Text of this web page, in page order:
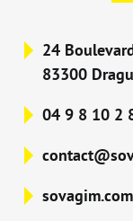
24
83300
04 9 8 10 2
sovagim.com